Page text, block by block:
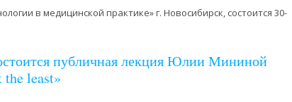
в медицинской практике» г. Новосибирск, состоится 30-
публичная лекция Юлии Мининой
least»